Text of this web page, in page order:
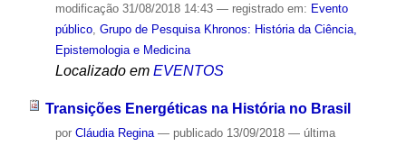
modificação31/08/2018 14:43 — registrado em: Evento
público, Grupo de Pesquisa Khronos: História da Ciência,
Epistemologia e Medicina
Localizado em EVENTOS
Transições Energéticas na História no Brasil
por Cláudia Regina — publicado13/09/2018 — última